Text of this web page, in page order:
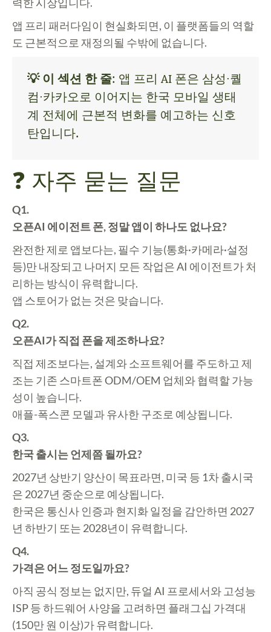
앱 프리 패러다임이 현실화되면, 이 플랫폼들의 역할
도 근본적으로 재정의될 수밖에 없습니다.
💡 이 섹션 한 줄: 앱 프리 AI 폰은 삼성·퀄
컴·카카오로 이어지는 한국 모바일 생태
계 전체에 근본적 변화를 예고하는 신호
탄입니다.
❓ 자주 묻는 질문
Q1.
오픈AI 에이전트 폰, 정말 앱이 하나도 없나요?
완전한 제로 앱보다는, 필수 기능(통화·카메라·설정
등)만 내장되고 나머지 모든 작업은 AI 에이전트가 처
리하는 방식이 유력합니다.
앱 스토어가 없는 것은 맞습니다.
Q2.
오픈AI가 직접 폰을 제조하나요?
직접 제조보다는, 설계와 소프트웨어를 주도하고 제
조는 기존 스마트폰 ODM/OEM 업체와 협력할 가능
성이 높습니다.
애플-폭스콘 모델과 유사한 구조로 예상됩니다.
Q3.
한국 출시는 언제쯤 될까요?
2027년 상반기 양산이 목표라면, 미국 등 1차 출시국
은 2027년 중순으로 예상됩니다.
한국은 통신사 인증과 현지화 일정을 감안하면 2027
년 하반기 또는 2028년이 유력합니다.
Q4.
가격은 어느 정도일까요?
아직 공식 정보는 없지만, 듀얼 AI 프로세서와 고성능
ISP 등 하드웨어 사양을 고려하면 플래그십 가격대
(150만 원 이상)가 유력합니다.